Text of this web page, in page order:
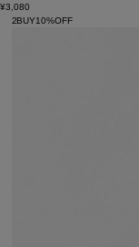
¥3,080
2BUY10%OFF